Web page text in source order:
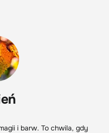
i barw. To chwila, gdy